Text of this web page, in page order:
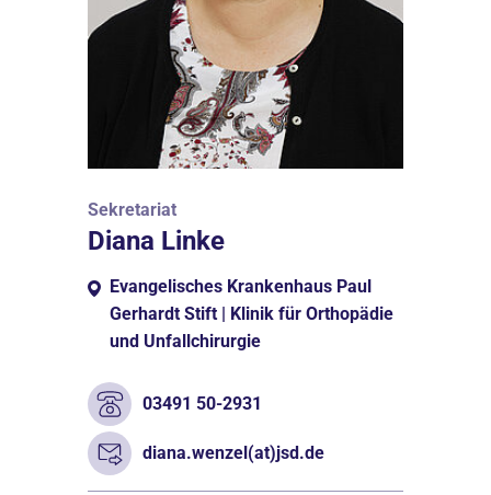
Sekretariat
Diana Linke
Evangelisches Krankenhaus Paul
Gerhardt Stift | Klinik für Orthopädie
und Unfallchirurgie
03491 50-2931
diana.wenzel(at)jsd.de